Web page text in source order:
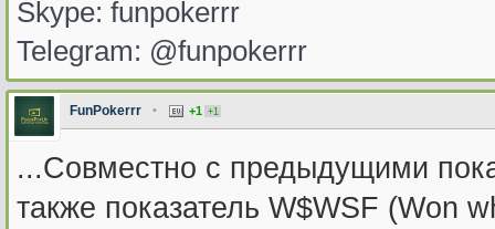
Skype: funpokerrr
Telegram: @funpokerrr
FunPokerrr • +1 +1
...Совместно с предыдущими
также показатель W$WSF (Won